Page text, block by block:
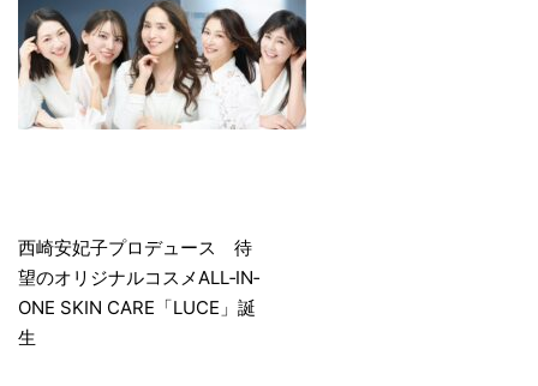
稿
ナ
ビ
西崎安妃子プロデュース 待
望のオリジナルコスメALL‐IN‐
ONE SKIN CARE「LUCE」誕
生